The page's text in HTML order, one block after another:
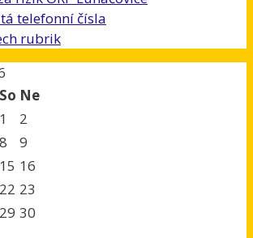
telefonní čísla
rubrik
So Ne
1
2
8
9
15 16
22 23
29 30